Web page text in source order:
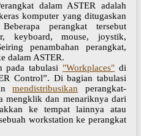
dalam ASTER adalah
komputer yang ditugaskan
perangkat tersebut
keyboard, mouse, joystik,
penambahan perangkat,
dalam ASTER.
pada tabulasi "Workplaces" di
Control”. Di bagian tabulasi
mendistribusikan perangkat-
mengklik dan menariknya dari
ke tempat lainnya atau
workstation ke perangkat